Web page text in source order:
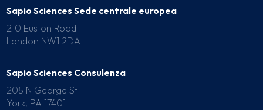
Sapio Sciences Sede centrale europea
210 Euston Road
London NW1 2DA
Sapio Sciences Consulenza
205 N George St
York, PA 17401